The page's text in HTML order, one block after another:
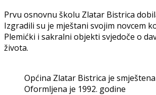
Prvu osnovnu školu Zlatar Bistrica
Izgradili su je mještani svojim novcem
Plemićki i sakralni objekti svjedoče o
života.
Općina Zlatar Bistrica je
Oformljena je 1992. godine